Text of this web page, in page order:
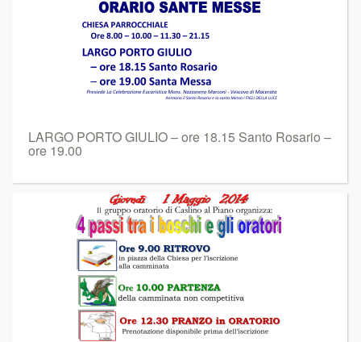
LARGO PORTO GIULIO – ore 18.15 Santo Rosario –
ore 19.00